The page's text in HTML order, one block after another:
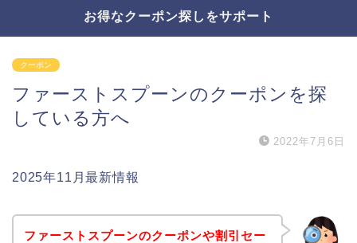
お得なクーポン探しをサポート
クーポン
ファーストスプーンのクーポンを探
している方へ
2022年7月6日
2025年11月最新情報
ファーストスプーンのクーポンや割引セー